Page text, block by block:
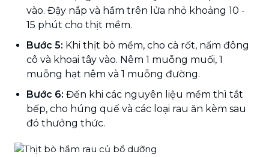
vào. Đậy nắp và hầm trên lửa nhỏ khoảng 10 -
15 phút cho thịt mềm.
Bước 5: Khi thịt bò mềm, cho cà rốt, nấm đông
cô và khoai tây vào. Nêm 1 muỗng muối, 1
muỗng hạt nêm và 1 muỗng đường.
Bước 6: Đến khi các nguyên liệu mềm thì tắt
bếp, cho húng quế và các loại rau ăn kèm sau
đó thưởng thức.